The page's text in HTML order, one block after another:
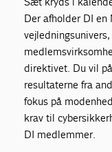
Der afholder DI en
direktivet. Du vil
resultaterne fra
fokus på
krav til
DI medlemmer.